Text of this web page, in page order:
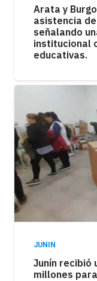
Arata y
asistencia
señalando
institucional
educativas.
JUNIN
Junín recibió
millones